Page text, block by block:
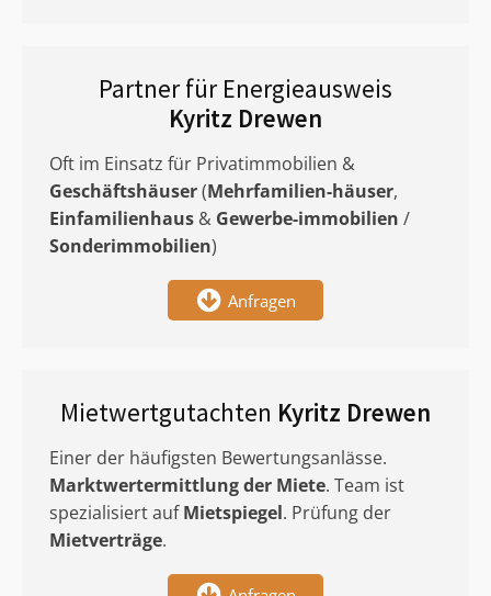
Partner für Energieausweis
Kyritz Drewen
Oft im Einsatz für Privatimmobilien &
Geschäftshäuser(Mehrfamilien-häuser,
Einfamilienhaus & Gewerbe-immobilien /
Sonderimmobilien)
Anfragen
Mietwertgutachten Kyritz Drewen
Einer der häufigsten Bewertungsanlässe.
Marktwertermittlungder Miete. Team ist
spezialisiert aufMietspiegel. Prüfung der
Mietverträge.